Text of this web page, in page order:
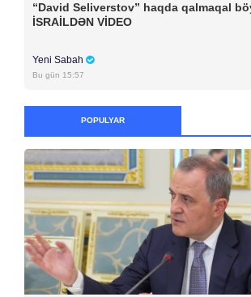
“David Seliverstov” haqda qalmaqal
İSRAİLDƏN VİDEO
Yeni Sabah
Bu gün 15:57
POPULYAR